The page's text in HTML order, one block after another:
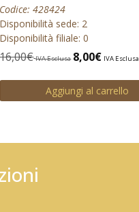
Codice: 428424
Disponibilità sede: 2
Disponibilità filiale: 0
16,00€ IVA Esclusa 8,00€ IVA Esclusa
Aggiungi al carrello